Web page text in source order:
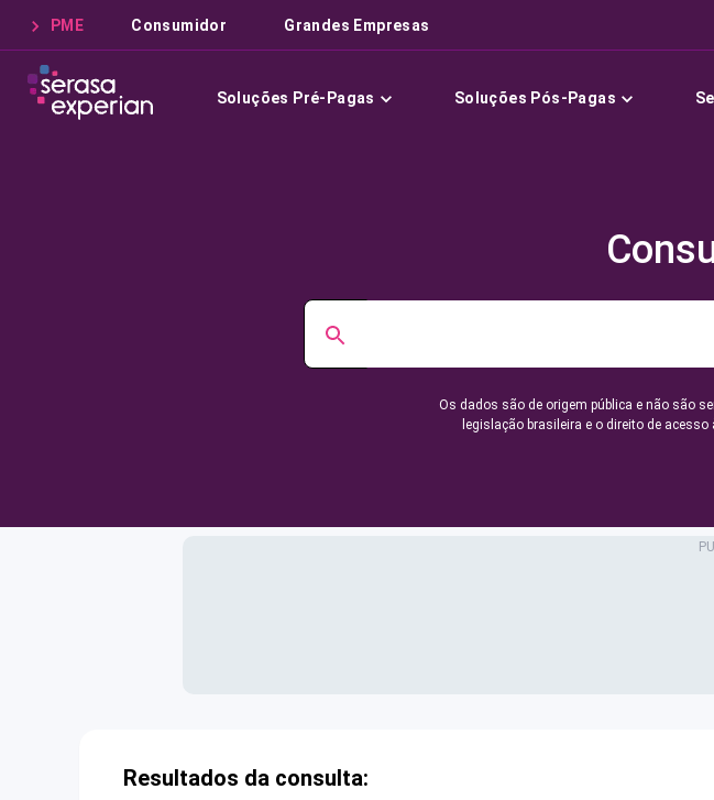
PME Consumidor Grandes Empresas
Soluções Pré-Pagas Soluções Pós-Pagas
Os dados são de origem pública e não são
legislação brasileira e o direito de
Resultados da consulta: